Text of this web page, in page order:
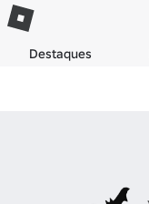
Destaques